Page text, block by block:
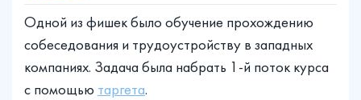
Одной из фишек было обучение прохождению
собеседования и трудоустройству в западных
компаниях. Задача была набрать 1-й поток курса
с помощью таргета.